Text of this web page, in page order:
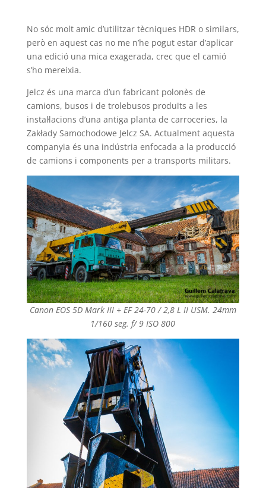
No sóc molt amic d’utilitzar tècniques HDR o similars,
però en aquest cas no me n’he pogut estar d’aplicar
una edició una mica exagerada, crec que el camió
s’ho mereixia.
Jelcz és una marca d’un fabricant polonès de
camions, busos i de trolebusos produïts a les
instal·lacions d’una antiga planta de carroceries, la
Zakłady Samochodowe Jelcz SA. Actualment aquesta
companyia és una indústria enfocada a la producció
de camions i components per a transports militars.
Canon EOS 5D Mark III + EF 24-70 / 2,8 L II USM. 24mm
1/160 seg. f/ 9 ISO 800